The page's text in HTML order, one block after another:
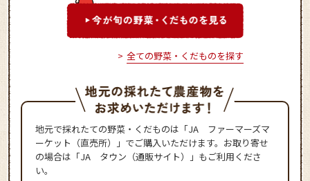
全ての野菜・くだものを探す
地元で採れたての野菜・くだものは「JA ファーマーズマ
ーケット（直売所）」でご購入いただけます。お取り寄せ
の場合は「JA タウン（通販サイト）」もご利用くださ
い。